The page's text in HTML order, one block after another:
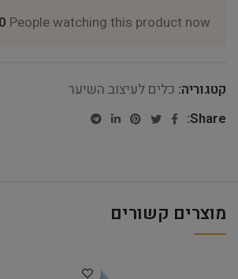
People watching this product now!
קטגוריה: כלים לעיצוב השיער
Share:
מוצרים קשורים